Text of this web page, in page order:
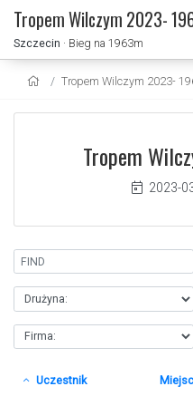
Tropem Wilczym 2023-
Szczecin · Bieg na 1963m
Tropem Wilczym 2023-
Tropem
2023-
Uczestnik